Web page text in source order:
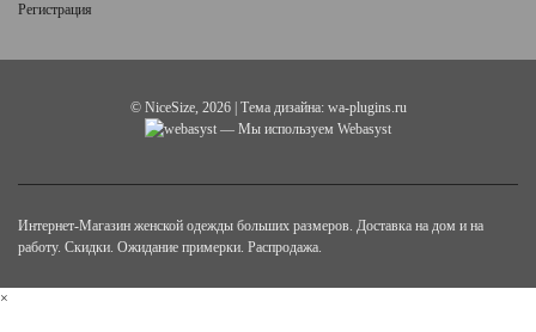
Регистрация
© NiceSize, 2026 | Тема дизайна: wa-plugins.ru
— Мы используем Webasyst
Интернет-Магазин женской одежды больших размеров. Доставка на дом и на
работу. Скидки. Ожидание примерки. Распродажа.
×